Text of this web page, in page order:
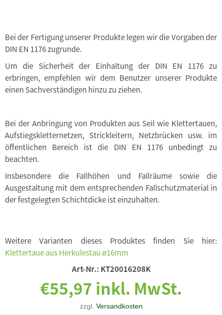
Bei der Fertigung unserer Produkte legen wir die Vorgaben der
DIN EN 1176 zugrunde.
Um die Sicherheit der Einhaltung der DIN EN 1176 zu
erbringen, empfehlen wir dem Benutzer unserer Produkte
einen Sachverständigen hinzu zu ziehen.
Bei der Anbringung von Produkten aus Seil wie Klettertauen,
Aufstiegskletternetzen, Strickleitern, Netzbrücken usw. im
öffentlichen Bereich ist die DIN EN 1176 unbedingt zu
beachten.
Insbesondere die Fallhöhen und Fallräume sowie die
Ausgestaltung mit dem entsprechenden Fallschutzmaterial in
der festgelegten Schichtdicke ist einzuhalten.
Weitere Varianten dieses Produktes finden Sie hier:
Klettertaue aus Herkulestau ø16mm
Art-Nr.: KT20016208K
€55,97 inkl. MwSt.
zzgl. Versandkosten